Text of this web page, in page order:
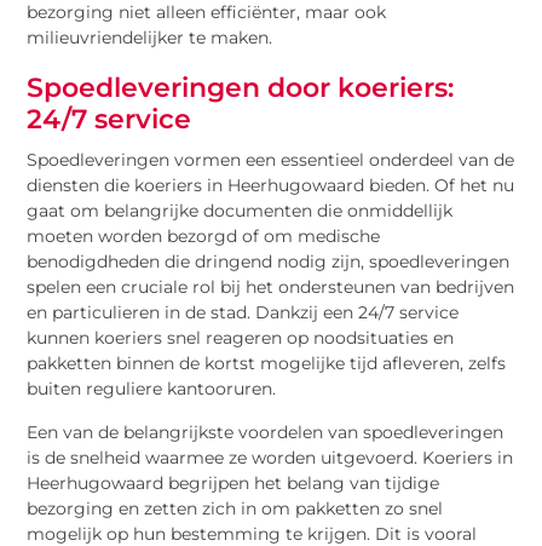
bezorging niet alleen efficiënter, maar ook
milieuvriendelijker te maken.
Spoedleveringen door koeriers:
24/7 service
Spoedleveringen vormen een essentieel onderdeel van de
diensten die koeriers in Heerhugowaard bieden. Of het nu
gaat om belangrijke documenten die onmiddellijk
moeten worden bezorgd of om medische
benodigdheden die dringend nodig zijn, spoedleveringen
spelen een cruciale rol bij het ondersteunen van bedrijven
en particulieren in de stad. Dankzij een 24/7 service
kunnen koeriers snel reageren op noodsituaties en
pakketten binnen de kortst mogelijke tijd afleveren, zelfs
buiten reguliere kantooruren.
Een van de belangrijkste voordelen van spoedleveringen
is de snelheid waarmee ze worden uitgevoerd. Koeriers in
Heerhugowaard begrijpen het belang van tijdige
bezorging en zetten zich in om pakketten zo snel
mogelijk op hun bestemming te krijgen. Dit is vooral